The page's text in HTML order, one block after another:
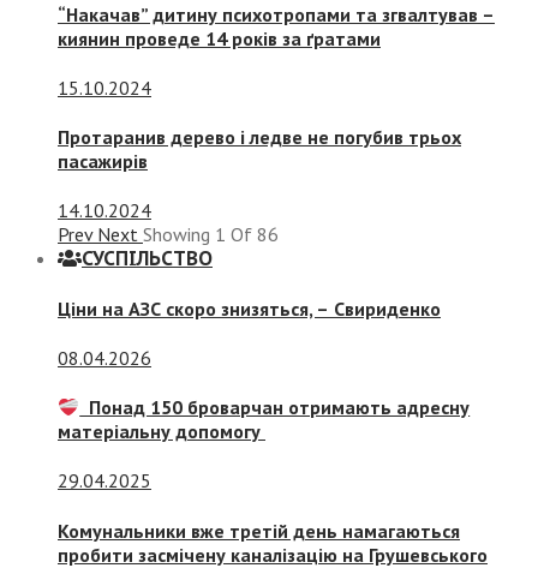
“Накачав” дитину психотропами та згвалтував –
киянин проведе 14 років за ґратами
15.10.2024
Протаранив дерево і ледве не погубив трьох
пасажирів
14.10.2024
Prev Next Showing 1 Of 86
СУСПIЛЬСТВО
Ціни на АЗС скоро знизяться, – Свириденко
08.04.2026
Понад 150 броварчан отримають адресну
матеріальну допомогу
29.04.2025
Комунальники вже третій день намагаються
пробити засмічену каналізацію на Грушевського